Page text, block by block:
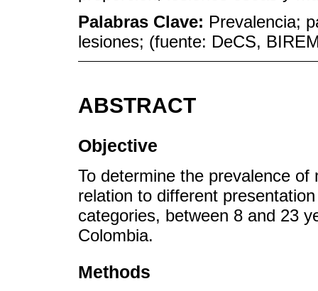
Palabras Clave: Prevalencia;
lesiones; (fuente: DeCS,
ABSTRACT
Objective
To determine the prevalence
relation to different
categories, between 8 and 23
Colombia.
Methods